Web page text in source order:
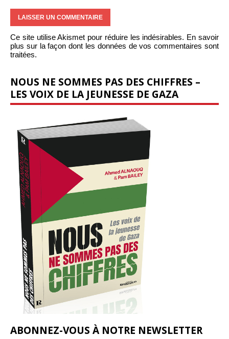
Ce site utilise Akismet pour réduire les indésirables. En savoir
plus sur la façon dont les données de vos commentaires sont
traitées.
NOUS NE SOMMES PAS DES CHIFFRES –
LES VOIX DE LA JEUNESSE DE GAZA
ABONNEZ-VOUS À NOTRE NEWSLETTER